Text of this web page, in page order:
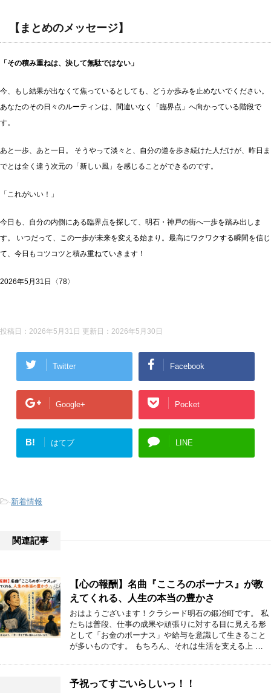
【まとめのメッセージ】
「その積み重ねは、決して無駄ではない」
今、もし結果が出なくて焦っているとしても、どうか歩みを止めないでください。
あなたのその日々のルーティンは、間違いなく「臨界点」へ向かっている階段で
す。
あと一歩、あと一日。 そうやって淡々と、自分の道を歩き続けた人だけが、昨日ま
でとは全く違う次元の「新しい風」を感じることができるのです。
「これがいい！」
今日も、自分の内側にある臨界点を探して、明石・神戸の街へ一歩を踏み出しま
す。 いつだって、この一歩が未来を変える始まり。最高にワクワクする瞬間を信じ
て、今日もコツコツと積み重ねていきます！
2026年5月31日〈78〉
投稿日：2026年5月31日 更新日： 2026年5月30日
Twitter Facebook
Google+ Pocket
B! はてブ LINE
-新着情報
関連記事
【心の報酬】名曲『こころのボーナス』が教
えてくれる、人生の本当の豊かさ
おはようございます！クラシード明石の鍛冶町です。 私
たちは普段、仕事の成果や頑張りに対する目に見える形
として「お金のボーナス」や給与を意識して生きること
が多いものです。 もちろん、それは生活を支える上 …
予祝ってすごいらしいっ！！